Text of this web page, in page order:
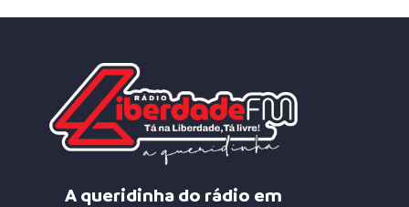
A queridinha do rádio em